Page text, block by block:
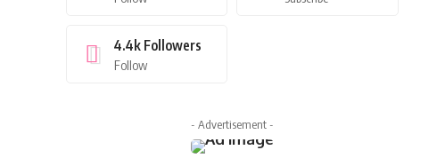
4.4k Followers
Follow
- Advertisement -